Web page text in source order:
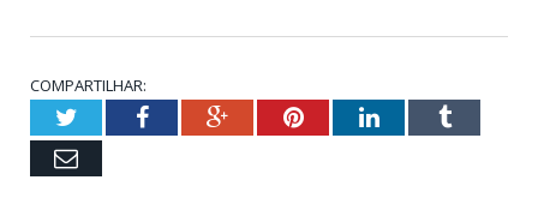
COMPARTILHAR:
TwitterFacebookGoogle+PinterestLinkedInTumblr
Email